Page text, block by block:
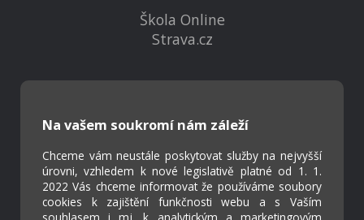
Na vašem soukromí nám záleží
Chceme vám neustále poskytovat služby na nejvyšší
úrovni, vzhledem k nové legislativě platné od 1. 1.
2022 Vás chceme informovat že používáme soubory
cookies k zajištění funkčnosti webu a s Vaším
souhlasem i mj. k analytickým a marketingovým
Škola Online
Strava.cz
Virtuální prohlídka
Cookies
Přístupnost